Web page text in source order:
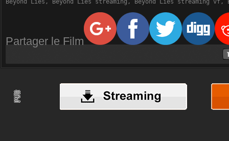
Beyond Lies, Beyond Lies streaming, Beyond Lies streaming
Partager le Film